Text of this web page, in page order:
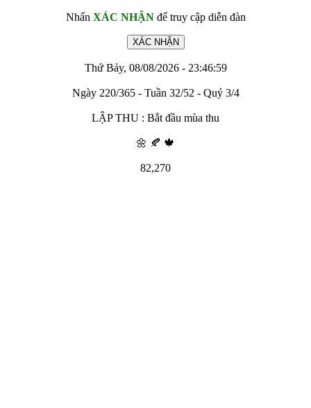
Nhấn XÁC NHẬNđể truy cập diễn đàn
Thứ Bảy, 08/08/2026 - 23:46:59
Ngày 220/365 - Tuần 32/52 - Quý 3/4
LẬP THU : Bắt đầu mùa thu
🌼 🍂 🍁
82,270